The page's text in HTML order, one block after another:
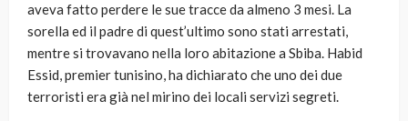
aveva fatto perdere le sue tracce da almeno 3 mesi. La
sorella ed il padre di quest’ultimo sono stati arrestati,
mentre si trovavano nella loro abitazione a Sbiba. Habid
Essid, premier tunisino, ha dichiarato che uno dei due
terroristi era già nel mirino dei locali servizi segreti.